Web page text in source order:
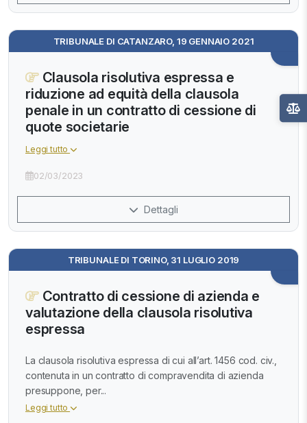
TRIBUNALE DI CATANZARO, 19 GENNAIO 2021
Clausola risolutiva espressa e
riduzione ad equità della clausola
penale in un contratto di cessione di
quote societarie
Leggi tutto
02/03/2023
Dettagli
TRIBUNALE DI TORINO, 31 LUGLIO 2019
Contratto di cessione di azienda e
valutazione della clausola risolutiva
espressa
La clausola risolutiva espressa di cui all’art. 1456 cod. civ.,
contenuta in un contratto di compravendita di azienda
presuppone, per...
Leggi tutto